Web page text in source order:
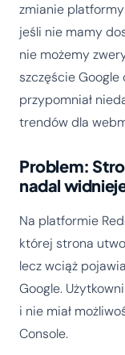
zmianie
jeśli nie mamy
nie możemy
szczęście
przypomniał
trendów dla
Problem:
nadal
Na platformie
której strona
lecz wciąż
Google.
i nie miał
Console.